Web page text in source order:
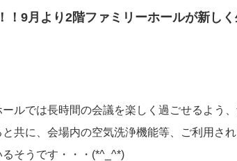
！9月より2階ファミリーホールが新し
ールでは長時間の会議を楽しく過ごせるよう
と共に、会場内の空気洗浄機能等、ご利用さ
るそうです・・・(*^_^*)